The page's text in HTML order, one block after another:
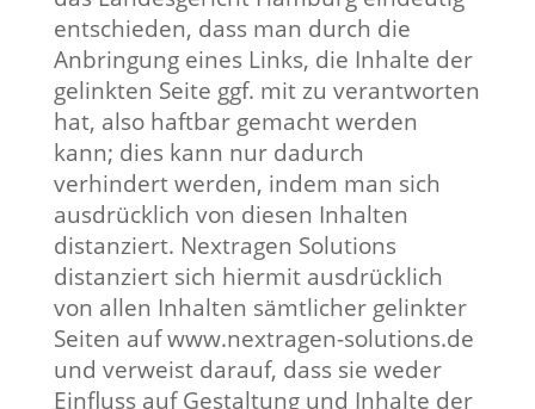
entschieden, dass man durch die
Anbringung eines Links, die Inhalte der
gelinkten Seite ggf. mit zu verantworten
hat, also haftbar gemacht werden
kann; dies kann nur dadurch
verhindert werden, indem man sich
ausdrücklich von diesen Inhalten
distanziert. Nextragen Solutions
distanziert sich hiermit ausdrücklich
von allen Inhalten sämtlicher gelinkter
Seiten auf www.nextragen-solutions.de
und verweist darauf, dass sie weder
Einfluss auf Gestaltung und Inhalte der